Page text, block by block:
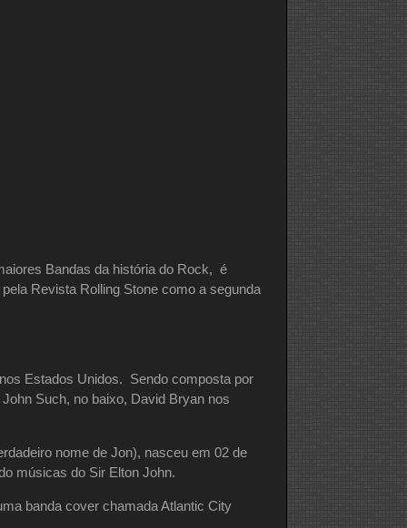
Bandas da história do Rock, é
Revista Rolling Stone como a segunda
Estados Unidos. Sendo composta por
Such, no baixo, David Bryan nos
nome de Jon), nasceu em 02 de
músicas do Sir Elton John.
banda cover chamada Atlantic City